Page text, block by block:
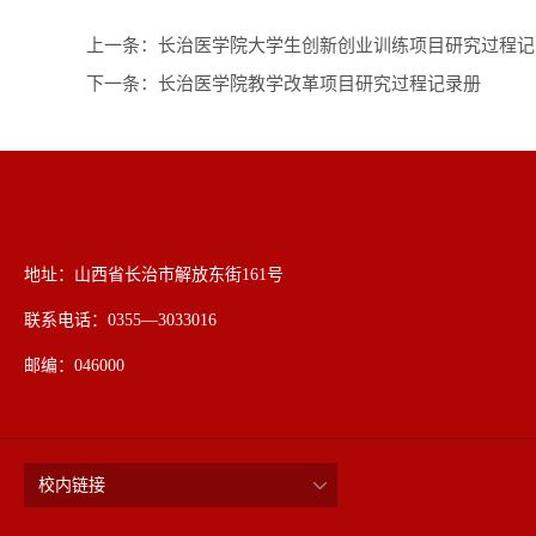
上一条： 长治医学院大学生创新创业训练项目研究过程
下一条： 长治医学院教学改革项目研究过程记录册
地址：山西省长治市解放东街161号
联系电话：0355—3033016
邮编：046000
校内链接